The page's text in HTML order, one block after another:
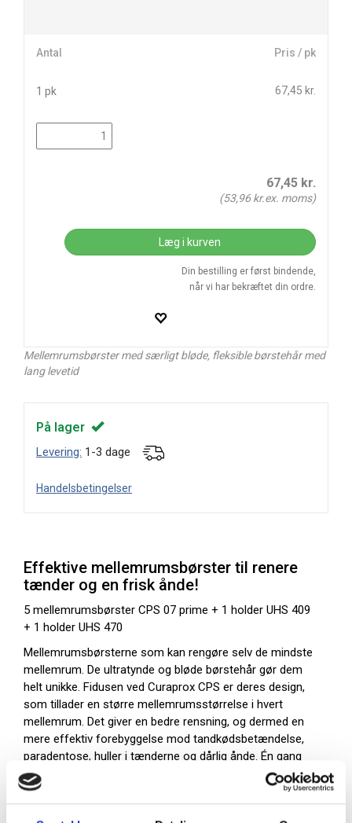
Antal Pris / pk
1 pk 67,45 kr.
67,45 kr.
(53,96 kr.ex. moms)
Læg i kurven
Din bestilling er først bindende,
når vi har bekræftet din ordre.
Mellemrumsbørster med særligt bløde, fleksible børstehår med
lang levetid
På lager
Levering: 1-3 dage
Handelsbetingelser
Effektive mellemrumsbørster til renere
tænder og en frisk ånde!
5 mellemrumsbørster CPS 07 prime + 1 holder UHS 409
+ 1 holder UHS 470
Mellemrumsbørsterne som kan rengøre selv de mindste
mellemrum. De ultratynde og bløde børstehår gør dem
helt unikke. Fidusen ved Curaprox CPS er deres design,
som tillader en større mellemrumsstørrelse i hvert
mellemrum. Det giver en bedre rensning, og dermed en
mere effektiv forebyggelse mod tandkødsbetændelse,
paradentose, huller i tænderne og dårlig ånde. Én gang
om dagen er alt, der skal til.